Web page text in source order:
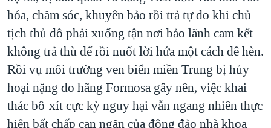
hóa, chăm sóc, khuyên bảo rồi trả tự do khi chủ
tịch thủ đô phải xuống tận nơi bảo lãnh cam kết
không trả thù để rồi nuốt lời hứa một cách đê hèn.
Rồi vụ môi trường ven biển miền Trung bị hủy
hoại nặng do hãng Formosa gây nên, việc khai
thác bô-xít cực kỳ nguy hại vẫn ngang nhiên thực
hiện bất chấp can ngăn của đông đảo nhà khoa